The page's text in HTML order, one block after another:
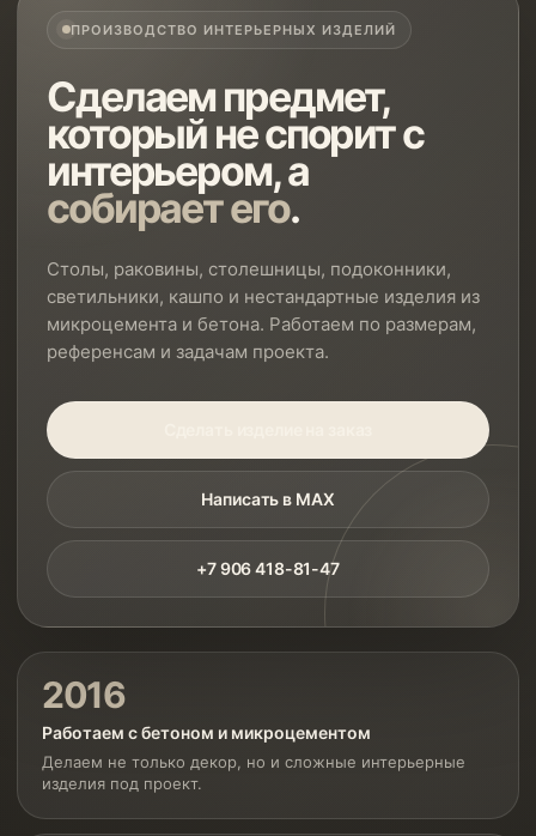
ПРОИЗВОДСТВО ИНТЕРЬЕРНЫХ ИЗДЕЛИЙ
Сделаем предмет,
который не спорит с
интерьером, а
собирает его.
Столы, раковины, столешницы, подоконники,
светильники, кашпо и нестандартные изделия из
микроцемента и бетона. Работаем по размерам,
референсам и задачам проекта.
Написать в MAX
+7 906 418-81-47
2016
Работаем с бетоном и микроцементом
Делаем не только декор, но и сложные интерьерные
изделия под проект.